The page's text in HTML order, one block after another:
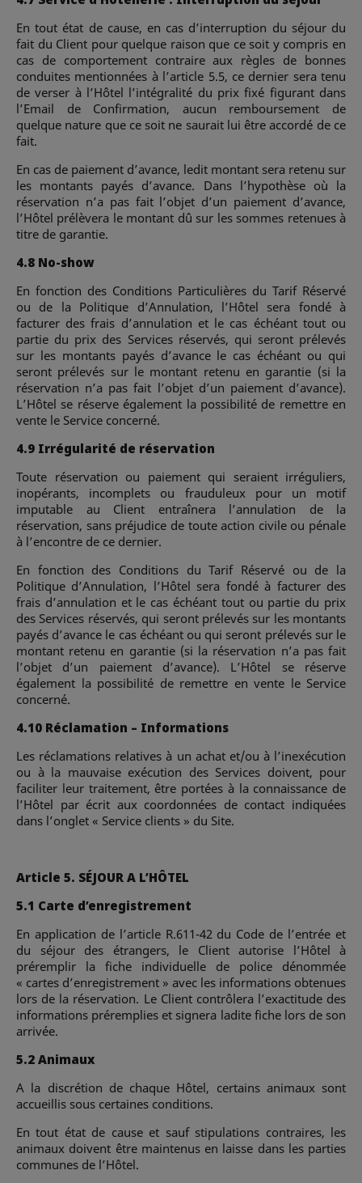
En tout état de cause, en cas d’interruption du séjour du
fait du Client pour quelque raison que ce soit y compris en
cas de comportement contraire aux règles de bonnes
conduites mentionnées à l’article 5.5, ce dernier sera tenu
de verser à l’Hôtel l’intégralité du prix fixé figurant dans
l’Email de Confirmation, aucun remboursement de
quelque nature que ce soit ne saurait lui être accordé de ce
fait.
En cas de paiement d’avance, ledit montant sera retenu sur
les montants payés d’avance. Dans l’hypothèse où la
réservation n’a pas fait l’objet d’un paiement d’avance,
l’Hôtel prélèvera le montant dû sur les sommes retenues à
titre de garantie.
4.8 No-show
En fonction des Conditions Particulières du Tarif Réservé
ou de la Politique d’Annulation, l’Hôtel sera fondé à
facturer des frais d’annulation et le cas échéant tout ou
partie du prix des Services réservés, qui seront prélevés
sur les montants payés d’avance le cas échéant ou qui
seront prélevés sur le montant retenu en garantie (si la
réservation n’a pas fait l’objet d’un paiement d’avance).
L’Hôtel se réserve également la possibilité de remettre en
vente le Service concerné.
4.9 Irrégularité de réservation
Toute réservation ou paiement qui seraient irréguliers,
inopérants, incomplets ou frauduleux pour un motif
imputable au Client entraînera l’annulation de la
réservation, sans préjudice de toute action civile ou pénale
à l’encontre de ce dernier.
En fonction des Conditions du Tarif Réservé ou de la
Politique d’Annulation, l’Hôtel sera fondé à facturer des
frais d’annulation et le cas échéant tout ou partie du prix
des Services réservés, qui seront prélevés sur les montants
payés d’avance le cas échéant ou qui seront prélevés sur le
montant retenu en garantie (si la réservation n’a pas fait
l’objet d’un paiement d’avance). L’Hôtel se réserve
également la possibilité de remettre en vente le Service
concerné.
4.10 Réclamation – Informations
Les réclamations relatives à un achat et/ou à l’inexécution
ou à la mauvaise exécution des Services doivent, pour
faciliter leur traitement, être portées à la connaissance de
l’Hôtel par écrit aux coordonnées de contact indiquées
dans l’onglet « Service clients » du Site.
Article 5. SÉJOUR A L’HÔTEL
5.1 Carte d’enregistrement
En application de l’article R.611-42 du Code de l’entrée et
du séjour des étrangers, le Client autorise l’Hôtel à
préremplir la fiche individuelle de police dénommée
« cartes d’enregistrement » avec les informations obtenues
lors de la réservation. Le Client contrôlera l’exactitude des
informations préremplies et signera ladite fiche lors de son
arrivée.
5.2 Animaux
A la discrétion de chaque Hôtel, certains animaux sont
accueillis sous certaines conditions.
En tout état de cause et sauf stipulations contraires, les
animaux doivent être maintenus en laisse dans les parties
communes de l’Hôtel.